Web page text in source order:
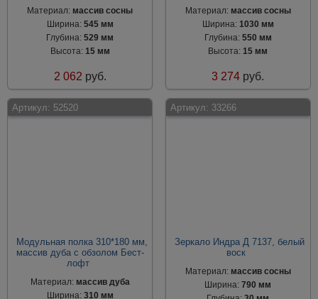
Материал: массив сосны
Ширина: 545 мм
Глубина:529 мм
Высота: 15 мм
2 062 руб.
Материал: массив сосны
Ширина: 1030 мм
Глубина: 550 мм
Высота:15 мм
3 274 руб.
Артикул: 52520
Модульная полка 310*180 мм,
массив дуба с обзолом Бест-
лофт
Материал: массив дуба
Ширина: 310 мм
Артикул: 33266
Зеркало Индра Д 7137, белый
воск
Материал: массив сосны
Ширина:790 мм